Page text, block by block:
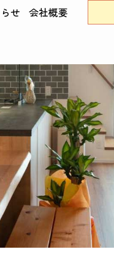
せ 会社概要